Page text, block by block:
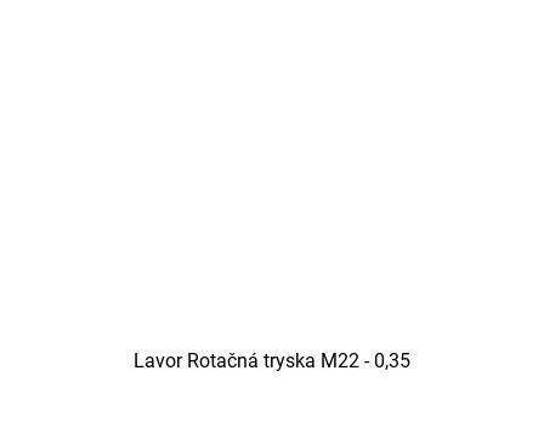
Lavor Rotačná tryska M22 - 0,35